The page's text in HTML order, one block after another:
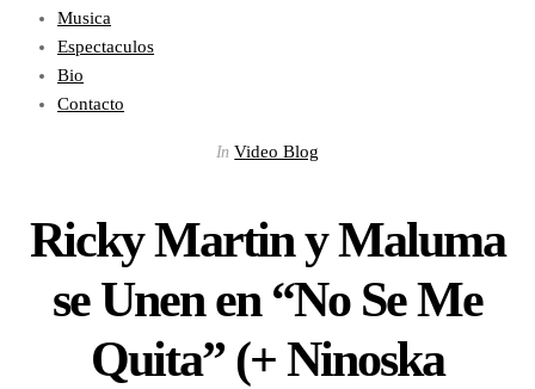
Musica
Espectaculos
Bio
Contacto
In Video Blog
Ricky Martin y Maluma
se Unen en “No Se Me
Quita” (+ Ninoska